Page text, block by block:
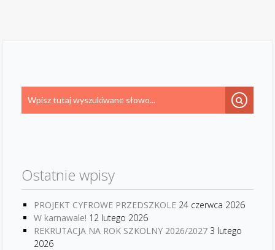
Ostatnie wpisy
PROJEKT CYFROWE PRZEDSZKOLE 24 czerwca 2026
W karnawale! 12 lutego 2026
REKRUTACJA NA ROK SZKOLNY 2026/2027 3 lutego
2026